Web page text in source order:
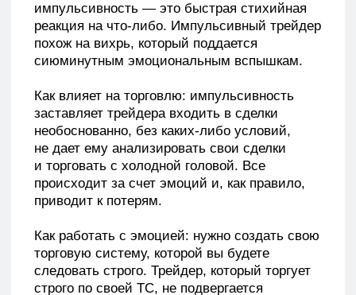
происходит за счет эмоций и, как правило,
приводит к потерям.
Как работать с эмоцией: нужно создать свою
торговую систему, которой вы будете
строго по своей ТС, не подвергается
эмоциям. Есть план на каждый день и он его
выполняет. Да, какое-то время вам
потребуется на выработку дисциплины,
но результаты того стоят.
Жадность
Как проявляется у трейдера: нет чувства
меры. Хочется все и сразу, хочется взять
Трейдер лезет в ситуации, в которых
не разбирается, сильно рискует,
передерживает сделки, что чаще приводит
к убытку, чем к профиту. Как влияет
на торговлю: жадность трейдера заставляет